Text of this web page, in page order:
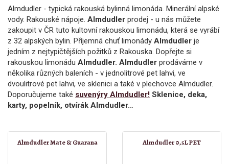
Almdudler - typická rakouská bylinná limonáda. Minerální alpské
vody. Rakouské nápoje. Almdudler prodej - u nás můžete
zakoupit v ČR tuto kultovní rakouskou limonádu, která se vyrábí
z 32 alpských bylin. Příjemná chuť limonády Almdudler je
jedním z nejtypičtějších požitků z Rakouska. Dopřejte si
rakouskou limonádu Almdudler. Almdudler prodáváme v
několika různých baleních - v jednolitrové pet lahvi, ve
dvoulitrové pet lahvi, ve sklenici a také v plechovce Almdudler.
Doporučujeme také suvenýry Almdudler! Sklenice, deka,
karty, popelník, otvírák Almdudler...
Almdudler Mate & Guarana Almdudler 0,5L PET